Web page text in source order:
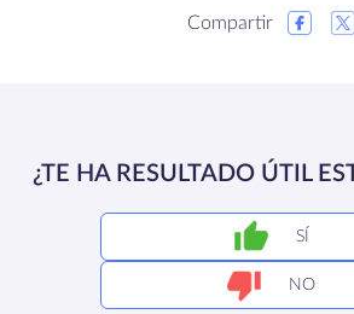
Compartir
¿TE HA RESULTADO ÚTIL
SÍ
NO